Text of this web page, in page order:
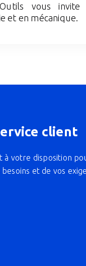
Outils vous
et en mécanique.
client
à votre disposition
et de vos